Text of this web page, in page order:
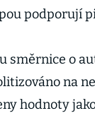
podporují
směrnice o
na
hodnoty